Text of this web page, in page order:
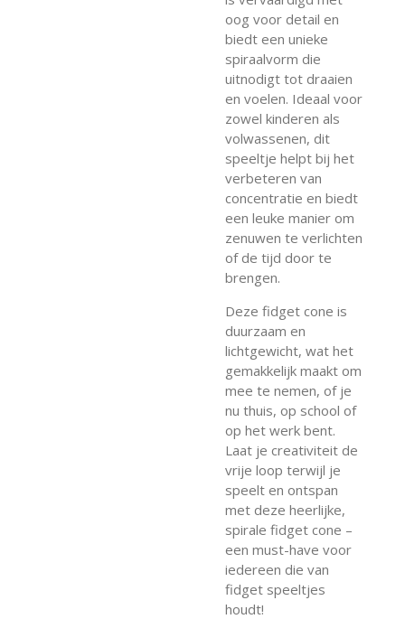
oog voor detail en
biedt een unieke
spiraalvorm die
uitnodigt tot draaien
en voelen. Ideaal voor
zowel kinderen als
volwassenen, dit
speeltje helpt bij het
verbeteren van
concentratie en biedt
een leuke manier om
zenuwen te verlichten
of de tijd door te
brengen.
Deze fidget cone is
duurzaam en
lichtgewicht, wat het
gemakkelijk maakt om
mee te nemen, of je
nu thuis, op school of
op het werk bent.
Laat je creativiteit de
vrije loop terwijl je
speelt en ontspan
met deze heerlijke,
spirale fidget cone –
een must-have voor
iedereen die van
fidget speeltjes
houdt!